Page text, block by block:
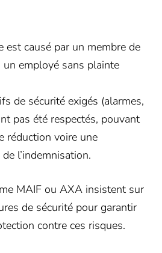
est causé par un membre de
employé sans plainte
de sécurité exigés (alarmes,
pas été respectés, pouvant
réduction voire une
l’indemnisation.
MAIF ou AXA insistent sur
de sécurité pour garantir
contre ces risques.